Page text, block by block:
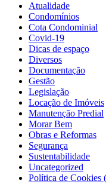
Atualidade
Condomínios
Cota Condominial
Covid-19
Dicas de espaço
Diversos
Documentação
Gestão
Legislação
Locação de Imóveis
Manutenção Predial
Morar Bem
Obras e Reformas
Segurança
Sustentabilidade
Uncategorized
Política de Cookies